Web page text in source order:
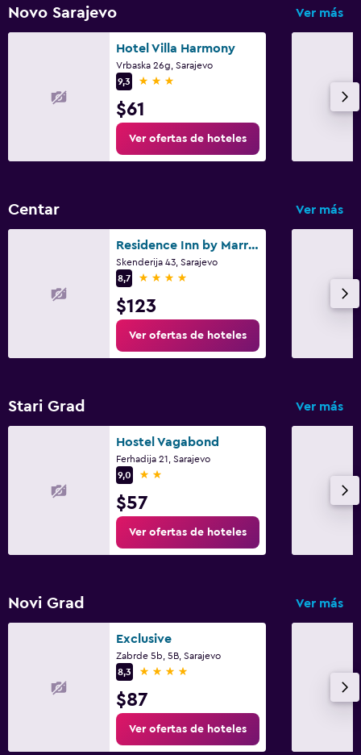
Novo Sarajevo Ver más
Hotel Villa Harmony
Vrbaska 26g, Sarajevo
9,3
3 estrellas
$61
Ver ofertas de hoteles
Centar Ver más
Residence Inn by Marriott Sarajevo
Skenderija 43, Sarajevo
8,7
4 estrellas
$123
Ver ofertas de hoteles
Stari Grad Ver más
Hostel Vagabond
Ferhadija 21, Sarajevo
9,0
2 estrellas
$57
Ver ofertas de hoteles
Novi Grad Ver más
Exclusive
Zabrde 5b, 5B, Sarajevo
8,3
4 estrellas
$87
Ver ofertas de hoteles